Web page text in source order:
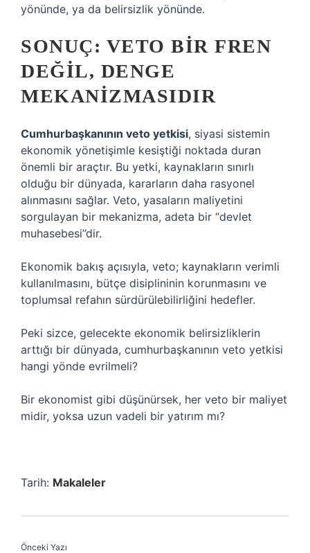
yönünde, ya da belirsizlik yönünde.
SONUÇ: VETO BIR FREN
DEĞIL, DENGE
MEKANIZMASIDIR
Cumhurbaşkanının veto yetkisi, siyasi sistemin
ekonomik yönetişimle kesiştiği noktada duran
önemli bir araçtır. Bu yetki, kaynakların sınırlı
olduğu bir dünyada, kararların daha rasyonel
alınmasını sağlar. Veto, yasaların maliyetini
sorgulayan bir mekanizma, adeta bir “devlet
muhasebesi”dir.
Ekonomik bakış açısıyla, veto; kaynakların verimli
kullanılmasını, bütçe disiplininin korunmasını ve
toplumsal refahın sürdürülebilirliğini hedefler.
Peki sizce, gelecekte ekonomik belirsizliklerin
arttığı bir dünyada, cumhurbaşkanının veto yetkisi
hangi yönde evrilmeli?
Bir ekonomist gibi düşünürsek, her veto bir maliyet
midir, yoksa uzun vadeli bir yatırım mı?
Tarih: Makaleler
Önceki Yazı